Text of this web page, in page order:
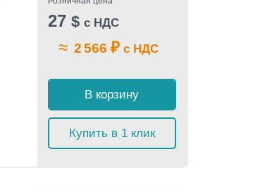
27 $ с НДС
≈ 2 566 ₽с НДС
В корзину
Купить в 1 клик